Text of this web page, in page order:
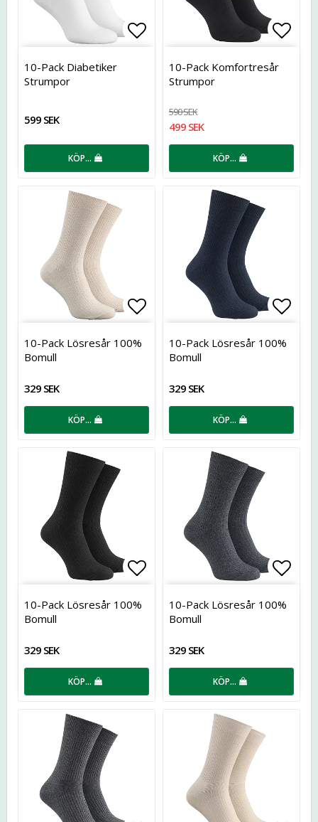
Lägg till i favoritlistan
10-Pack Diabetiker
Strumpor
599 SEK
KÖP…
10-Pack Komfortresår
Strumpor
590 SEK
499 SEK
KÖP…
Lägg till i favoritlistan
10-Pack Lösresår 100%
Bomull
329 SEK
KÖP…
10-Pack Lösresår 100%
Bomull
329 SEK
KÖP…
Lägg till i favoritlistan
10-Pack Lösresår 100%
Bomull
329 SEK
KÖP…
10-Pack Lösresår 100%
Bomull
329 SEK
KÖP…